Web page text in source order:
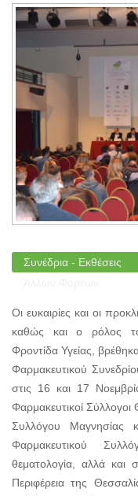
Συνέδρια - Εκθέσεις
Οι ευκαιρίες και οι
καθώς και ο ρόλος
Φροντίδα Υγείας,
Φαρμακευτικού
στις 16 και 17
Φαρμακευτικοί
Συλλόγου Μαγνησίας
Φαρμακευτικού
θεματολογία, αλλά
Περιφέρεια της